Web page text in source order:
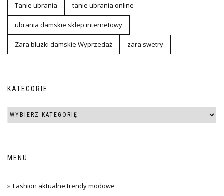
Tanie ubrania tanie ubrania online
ubrania damskie sklep internetowy
Zara bluzki damskie Wyprzedaż zara swetry
KATEGORIE
MENU
Fashion aktualne trendy modowe